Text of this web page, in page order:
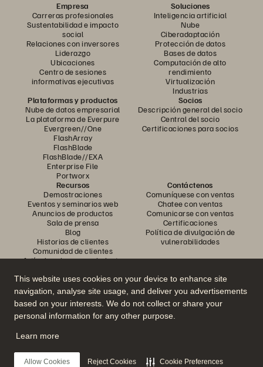
This website uses cookies on your device to enhance site
navigation, analyse site usage, and deliver you advertisements
based on your interests. We do not collect or share your
personal information for any other purpose.
Learn more
Allow Cookies Reject Cookies Cookie Preferences
Empresa
Carreras profesionales
Sustentabilidad e impacto
social
Relaciones con inversores
Liderazgo
Ubicaciones
Centro de sesiones
informativas ejecutivas
Soluciones
Inteligencia artificial
Nube
Ciberadaptación
Protección de datos
Bases de datos
Computación de alto
rendimiento
Virtualización
Industrias
Plataformas y productos
Nube de datos empresarial
La plataforma de Everpure
Evergreen//One
FlashArray
FlashBlade
FlashBlade//EXA
Enterprise File
Portworx
Socios
Descripción general del socio
Central del socio
Certificaciones para socios
Recursos
Demostraciones
Eventos y seminarios web
Anuncios de productos
Sala de prensa
Blog
Historias de clientes
Comunidad de clientes
Artículo sobre conocimiento
Contáctenos
Comuníquese con ventas
Chatee con ventas
Comunicarse con ventas
Certificaciones
Política de divulgación de
vulnerabilidades
Únase a la conversación
Siga todos los canales sociales oficiales de Everpure
© 2026 Everpure, Inc. Todos los derechos reservados.